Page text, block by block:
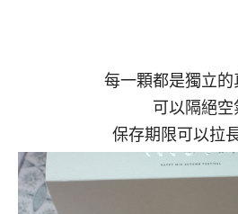
每一顆都是獨立的
可以隔絕空
保存期限可以拉